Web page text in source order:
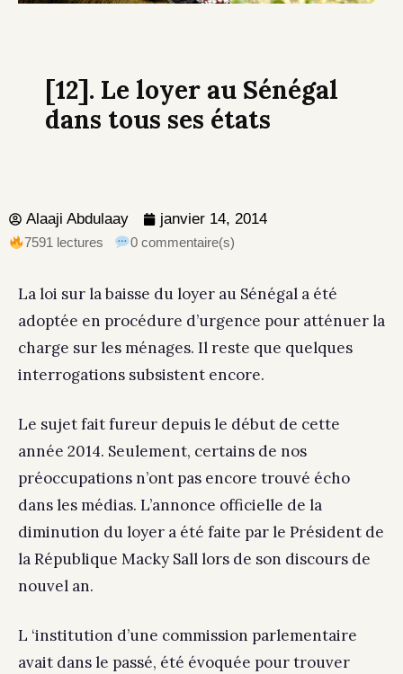
[12]. Le loyer au Sénégal
dans tous ses états
Alaaji Abdulaay janvier 14, 2014
7591 lectures 0 commentaire(s)
La loi sur la baisse du loyer au Sénégal a été
adoptée en procédure d’urgence pour atténuer la
charge sur les ménages. Il reste que quelques
interrogations subsistent encore.
Le sujet fait fureur depuis le début de cette
année 2014. Seulement, certains de nos
préoccupations n’ont pas encore trouvé écho
dans les médias. L’annonce officielle de la
diminution du loyer a été faite par le Président de
la République Macky Sall lors de son discours de
nouvel an.
L ‘institution d’une commission parlementaire
avait dans le passé, été évoquée pour trouver